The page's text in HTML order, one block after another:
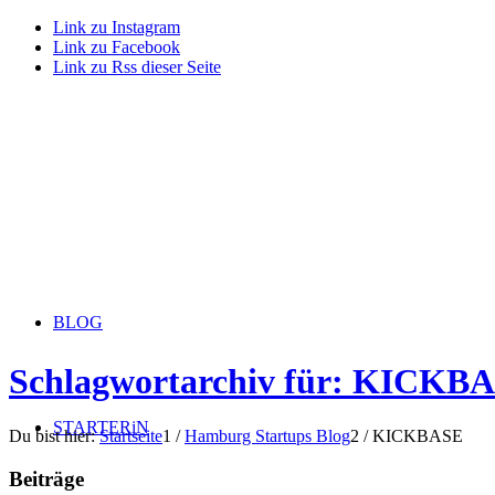
Link zu Instagram
Link zu Facebook
Link zu Rss dieser Seite
BLOG
STARTERiN
Schlagwortarchiv für:
Du bist hier: Startseite1 / Hamburg Startups Blog2 / KICKBASE
Beiträge